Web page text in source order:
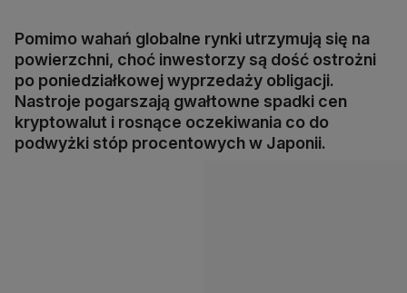
Pomimo wahań globalne rynki utrzymują się na
powierzchni, choć inwestorzy są dość ostrożni
po poniedziałkowej wyprzedaży obligacji.
Nastroje pogarszają gwałtowne spadki cen
kryptowalut i rosnące oczekiwania co do
podwyżki stóp procentowych w Japonii.